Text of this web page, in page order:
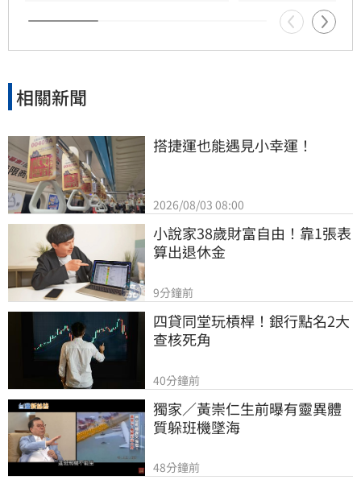
相關新聞
搭捷運也能遇見小幸運！
2026/08/03 08:00
小說家38歲財富自由！靠1張表
算出退休金
9分鐘前
四貸同堂玩槓桿！銀行點名2大
查核死角
40分鐘前
獨家／黃崇仁生前曝有靈異體
質躲班機墜海
48分鐘前